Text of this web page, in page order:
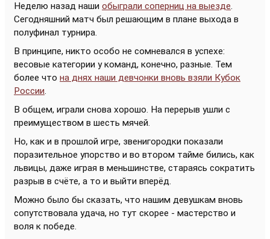
Неделю назад наши обыграли соперниц на выезде.
Сегодняшний матч был решающим в плане выхода в
полуфинал турнира.
В принципе, никто особо не сомневался в успехе:
весовые категории у команд, конечно, разные. Тем
более что на днях наши девчонки вновь взяли Кубок
России.
В общем, играли снова хорошо. На перерыв ушли с
преимуществом в шесть мячей.
Но, как и в прошлой игре, звенигородки показали
поразительное упорство и во втором тайме бились, как
львицы, даже играя в меньшинстве, стараясь сократить
разрыв в счёте, а то и выйти вперёд.
Можно было бы сказать, что нашим девушкам вновь
сопутствовала удача, но тут скорее - мастерство и
воля к победе.